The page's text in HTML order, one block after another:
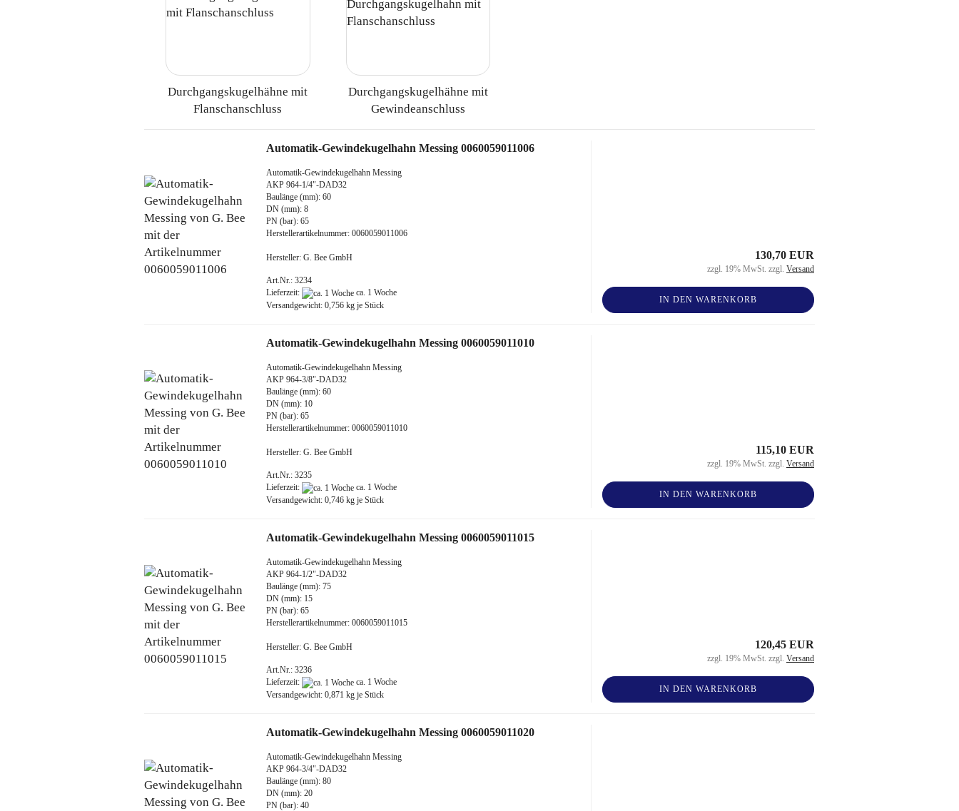
Durchgangskugelhähne mit
Flanschanschluss
Durchgangskugelhähne mit
Gewindeanschluss
Automatik-Gewindekugelhahn Messing 0060059011006
Automatik-Gewindekugelhahn Messing
AKP 964-1/4"-DAD32
Baulänge (mm): 60
DN (mm): 8
PN (bar): 65
Herstellerartikelnummer: 0060059011006
Hersteller: G. Bee GmbH
Art.Nr.: 3234
Lieferzeit:
ca. 1 Woche
Versandgewicht: 0,756 kg je Stück
130,70 EUR
zzgl. 19% MwSt. zzgl. Versand
IN DEN WARENKORB
Automatik-Gewindekugelhahn Messing 0060059011010
Automatik-Gewindekugelhahn Messing
AKP 964-3/8"-DAD32
Baulänge (mm): 60
DN (mm): 10
PN (bar): 65
Herstellerartikelnummer: 0060059011010
Hersteller: G. Bee GmbH
Art.Nr.: 3235
Lieferzeit:
ca. 1 Woche
Versandgewicht: 0,746 kg je Stück
115,10 EUR
zzgl. 19% MwSt. zzgl. Versand
IN DEN WARENKORB
Automatik-Gewindekugelhahn Messing 0060059011015
Automatik-Gewindekugelhahn Messing
AKP 964-1/2"-DAD32
Baulänge (mm): 75
DN (mm): 15
PN (bar): 65
Herstellerartikelnummer: 0060059011015
Hersteller: G. Bee GmbH
Art.Nr.: 3236
Lieferzeit:
ca. 1 Woche
Versandgewicht: 0,871 kg je Stück
120,45 EUR
zzgl. 19% MwSt. zzgl. Versand
IN DEN WARENKORB
Automatik-Gewindekugelhahn Messing 0060059011020
Automatik-Gewindekugelhahn Messing
AKP 964-3/4"-DAD32
Baulänge (mm): 80
DN (mm): 20
PN (bar): 40